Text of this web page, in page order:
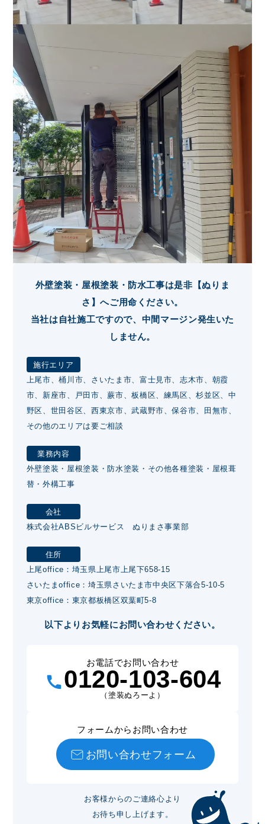
外壁塗装・屋根塗装・防水工事は是非【ぬりま
さ】へご用命ください。
当社は自社施工ですので、中間マージン発生いた
しません。
施行エリア
上尾市、桶川市、さいたま市、富士見市、志木市、朝霞
市、新座市、戸田市、蕨市、板橋区、練馬区、杉並区、中
野区、世田谷区、西東京市、武蔵野市、保谷市、田無市、
その他のエリアは要ご相談
業務内容
外壁塗装・屋根塗装・防水塗装・その他各種塗装・屋根葺
替・外構工事
会社
株式会社ABSビルサービス ぬりまさ事業部
住所
上尾office：埼玉県上尾市上尾下658-15
さいたまoffice：埼玉県さいたま市中央区下落合5-10-5
東京office：東京都板橋区双葉町5-8
以下よりお気軽にお問い合わせください。
お電話でお問い合わせ
0120-103-604
（塗装ぬろーよ）
フォームからお問い合わせ
お問い合わせフォーム
お客様からのご連絡心より
お待ち申し上げます。